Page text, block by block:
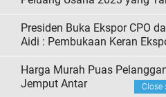
Presiden Buka Ekspor CPO
Aidi : Pembukaan Keran
Harga Murah Puas
Jemput Antar
Close